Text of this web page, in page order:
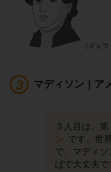
マディソン｜ア
３人目は、
ン です。世
で、マディ
ばで大丈夫